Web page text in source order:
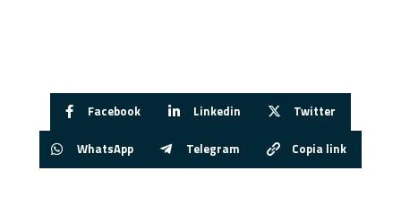
Facebook Linkedin Twitter
WhatsApp Telegram Copia link